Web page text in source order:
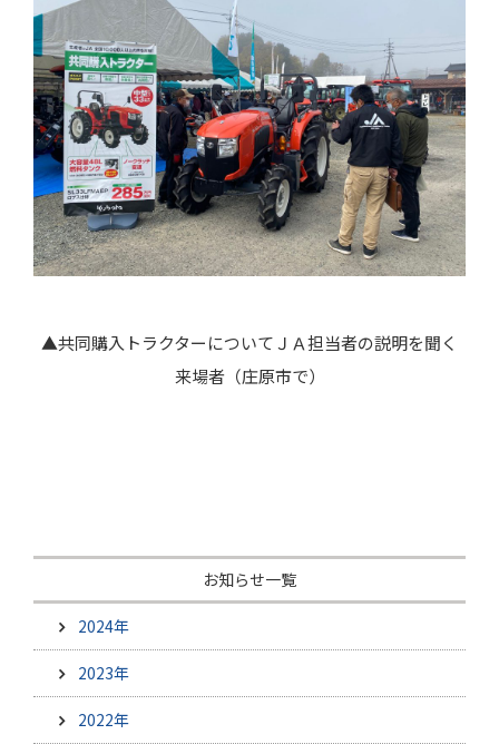
▲共同購入トラクターについてＪＡ担当者の説明を聞く
来場者（庄原市で）
お知らせ一覧
2024年
2023年
2022年